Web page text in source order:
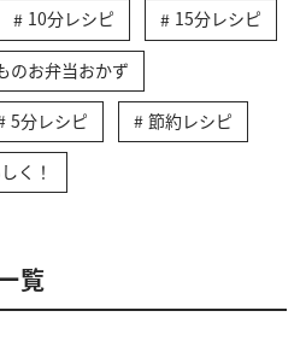
10分レシピ 15分レシピ
のお弁当おかず
5分レシピ 節約レシピ
く！
覧